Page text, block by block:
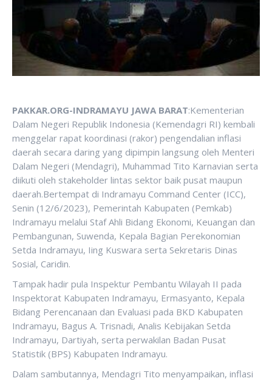
PAKKAR.ORG-INDRAMAYU JAWA BARAT:Kementerian
Dalam Negeri Republik Indonesia (Kemendagri RI) kembali
menggelar rapat koordinasi (rakor) pengendalian inflasi
daerah secara daring yang dipimpin langsung oleh Menteri
Dalam Negeri (Mendagri), Muhammad Tito Karnavian serta
diikuti oleh stakeholder lintas sektor baik pusat maupun
daerah.Bertempat di Indramayu Command Center (ICC),
Senin (12/6/2023), Pemerintah Kabupaten (Pemkab)
Indramayu melalui Staf Ahli Bidang Ekonomi, Keuangan dan
Pembangunan, Suwenda, Kepala Bagian Perekonomian
Setda Indramayu, Iing Kuswara serta Sekretaris Dinas
Sosial, Caridin.
Tampak hadir pula Inspektur Pembantu Wilayah II pada
Inspektorat Kabupaten Indramayu, Ermasyanto, Kepala
Bidang Perencanaan dan Evaluasi pada BKD Kabupaten
Indramayu, Bagus A. Trisnadi, Analis Kebijakan Setda
Indramayu, Dartiyah, serta perwakilan Badan Pusat
Statistik (BPS) Kabupaten Indramayu.
Dalam sambutannya, Mendagri Tito menyampaikan, inflasi